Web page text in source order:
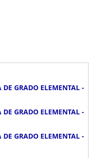
GRADO ELEMENTAL -
GRADO ELEMENTAL -
GRADO ELEMENTAL -